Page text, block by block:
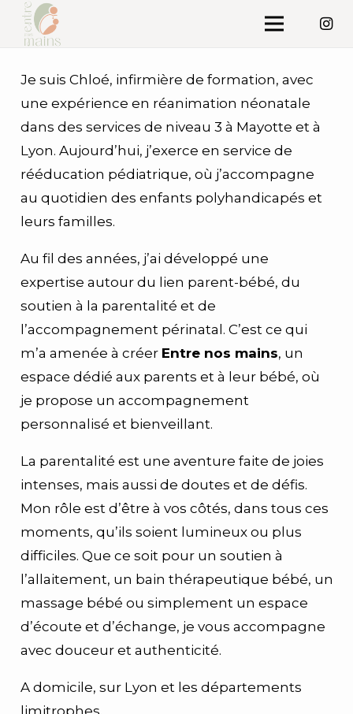
Je suis Chloé, infirmière de formation, avec
une expérience en réanimation néonatale
dans des services de niveau 3 à Mayotte et à
Lyon. Aujourd’hui, j’exerce en service de
rééducation pédiatrique, où j’accompagne
au quotidien des enfants polyhandicapés et
leurs familles.
Au fil des années, j’ai développé une
expertise autour du lien parent-bébé, du
soutien à la parentalité et de
l’accompagnement périnatal. C’est ce qui
m’a amenée à créer Entre nos mains, un
espace dédié aux parents et à leur bébé, où
je propose un accompagnement
personnalisé et bienveillant.
La parentalité est une aventure faite de joies
intenses, mais aussi de doutes et de défis.
Mon rôle est d’être à vos côtés, dans tous ces
moments, qu’ils soient lumineux ou plus
difficiles. Que ce soit pour un soutien à
l’allaitement, un bain thérapeutique bébé, un
massage bébé ou simplement un espace
d’écoute et d’échange, je vous accompagne
avec douceur et authenticité.
A domicile, sur Lyon et les départements
limitrophes.